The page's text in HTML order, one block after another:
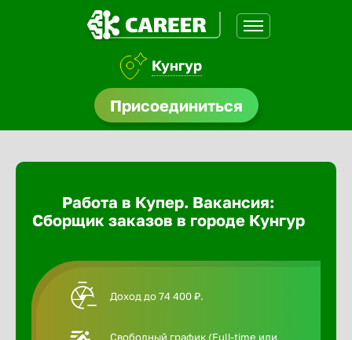
Кунгур
Присоединиться
Абакан
Азов
Работа в Купер. Вакансия:
Сборщик заказов в городе Кунгур
Доход до 74 400 ₽.
Свободный график (Full-time или